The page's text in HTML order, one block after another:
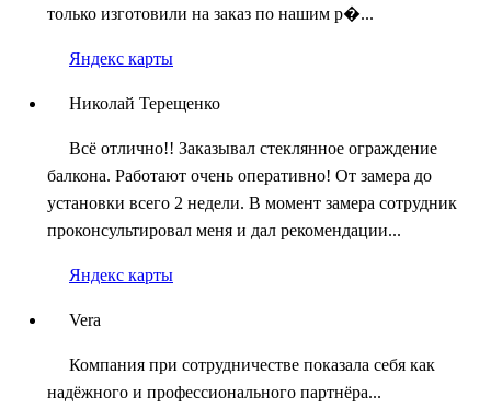
только изготовили на заказ по нашим р�...
Яндекс карты
Николай Терещенко
Всё отлично!! Заказывал стеклянное ограждение
балкона. Работают очень оперативно! От замера до
установки всего 2 недели. В момент замера сотрудник
проконсультировал меня и дал рекомендации...
Яндекс карты
Vera
Компания при сотрудничестве показала себя как
надёжного и профессионального партнёра...